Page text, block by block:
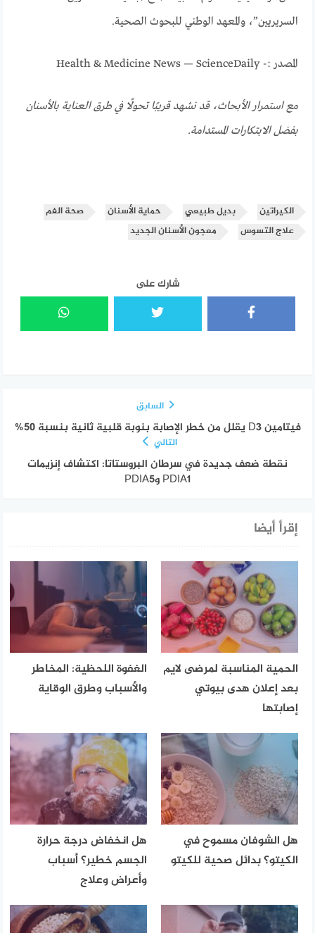
السريريين”، والمعهد الوطني للبحوث الصحية.
المصدر :- Health & Medicine News — ScienceDaily
مع استمرار الأبحاث، قد نشهد قريبًا تحولًا في طرق العناية بالأسنان
بفضل الابتكارات المستدامة.
الكيراتين بديل طبيعي حماية الأسنان
صحة الفم
علاج التسوس
معجون الأسنان الجديد
شارك على
السابق
فيتامين D3 يقلل من خطر الإصابة بنوبة قلبية ثانية بنسبة 50%
التالي
نقطة ضعف جديدة في سرطان البروستاتا: اكتشاف إنزيمات
PDIA1 وPDIA5
إقرأ أيضا
الحمية المناسبة لمرضى لايم
بعد إعلان هدى بيوتي
إصابتها
الغفوة اللحظية: المخاطر
والأسباب وطرق الوقاية
هل الشوفان مسموح في
الكيتو؟ بدائل صحية للكيتو
هل انخفاض درجة حرارة
الجسم خطير؟ أسباب
وأعراض وعلاج